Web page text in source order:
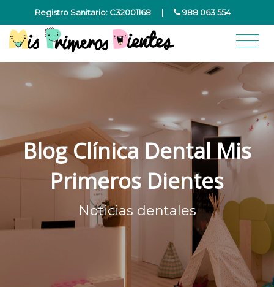
Registro Sanitario: C32001168 | 988 063 554
Blog Clínica Dental Mis
Primeros Dientes
Noticias dentales